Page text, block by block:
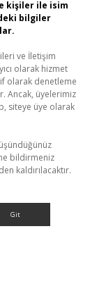
kişiler ile isim
bilgiler
ve İletişim
olarak hizmet
olarak denetleme
Ancak, üyelerimiz
siteye üye olarak
bildirmeniz
kaldırılacaktır.